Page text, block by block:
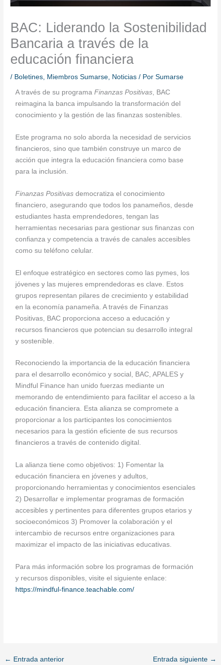
BAC: Liderando la Sostenibilidad
Bancaria a través de la
educación financiera
/ Boletines Miembros Sumarse Noticias / PorSumarse
A través de su programaFinanzas Positivas , BAC
reimagina la banca impulsando la transformación del
conocimiento y la gestión de las finanzas sostenibles.
Este programa no solo aborda la necesidad de servicios
financieros, sino que también construye un marco de
acción que integra la educación financiera como base
para la inclusión.
Finanzas Positivas democratiza el conocimiento
financiero, asegurando que todos los panameños, desde
estudiantes hasta emprendedores, tengan las
herramientas necesarias para gestionar sus finanzas con
confianza y competencia a través de canales accesibles
como su teléfono celular.
El enfoque estratégico en sectores como las pymes, los
jóvenes y las mujeres emprendedoras es clave. Estos
grupos representan pilares de crecimiento y estabilidad
en la economía panameña. A través de Finanzas
Positivas, BAC proporciona acceso a educación y
recursos financieros que potencian su desarrollo integral
y sostenible.
Reconociendo la importancia de la educación financiera
para el desarrollo económico y social, BAC, APALES y
Mindful Finance han unido fuerzas mediante un
memorando de entendimiento para facilitar el acceso a la
educación financiera. Esta alianza se compromete a
proporcionar a los participantes los conocimientos
necesarios para la gestión eficiente de sus recursos
financieros a través de contenido digital.
La alianza tiene como objetivos: 1) Fomentar la
educación financiera en jóvenes y adultos,
proporcionando herramientas y conocimientos esenciales
2) Desarrollar e implementar programas de formación
accesibles y pertinentes para diferentes grupos etarios y
socioeconómicos 3) Promover la colaboración y el
intercambio de recursos entre organizaciones para
maximizar el impacto de las iniciativas educativas.
Para más información sobre los programas de formación
y recursos disponibles, visite el siguiente enlace:
https://mindful-finance.teachable.com/
← Entrada anterior Entrada siguiente →